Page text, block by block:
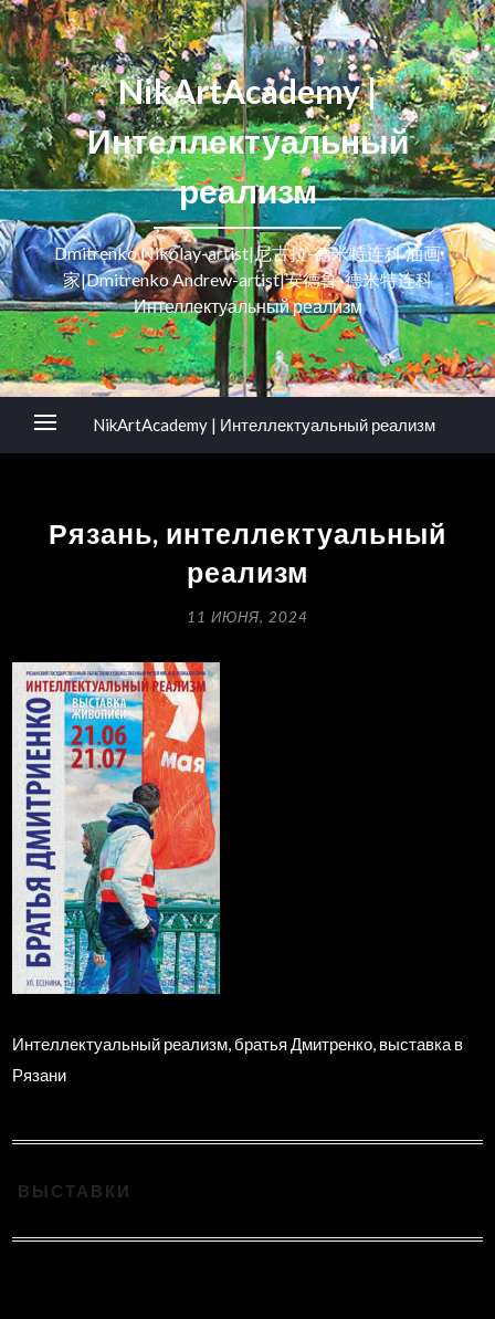
NikArtAcademy |
Интеллектуальный
реализм
Dmitrenko Nikolay-artist|尼古拉-德米特连科 油画
家|Dmitrenko Andrew-artist|安德鲁-德米特连科
Интеллектуальный реализм
NikArtAcademy | Интеллектуальный реализм
Рязань, интеллектуальный
реализм
11 ИЮНЯ, 2024
Интеллектуальный реализм, братья Дмитренко, выставка в
Рязани
ВЫСТАВКИ